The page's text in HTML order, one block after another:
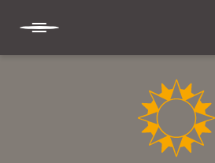
HOTEL SONNENBURG